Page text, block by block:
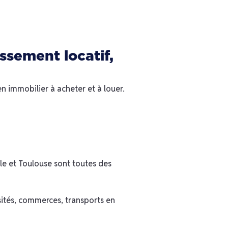
locatif,
immobilier à acheter et à louer.
et Toulouse sont toutes des
commerces, transports en